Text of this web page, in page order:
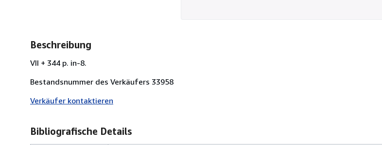
Beschreibung
VII + 344 p. in-8.
Bestandsnummer des Verkäufers 33958
Verkäufer kontaktieren
Bibliografische Details